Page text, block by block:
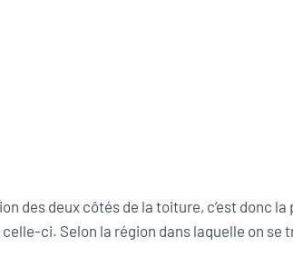
des deux côtés de la toiture, c’est donc la
ci. Selon la région dans laquelle on se